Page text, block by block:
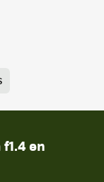
en